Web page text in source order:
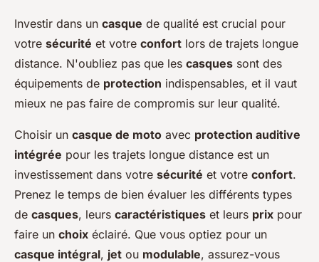
Investir dans un casque de qualité est crucial pour
votre sécurité et votre confort lors de trajets longue
distance. N'oubliez pas que les casques sont des
équipements de protection indispensables, et il vaut
mieux ne pas faire de compromis sur leur qualité.
Choisir un casque de moto avec protection auditive
intégrée pour les trajets longue distance est un
investissement dans votre sécurité et votre confort.
Prenez le temps de bien évaluer les différents types
de casques, leurs caractéristiques et leurs prix pour
faire un choix éclairé. Que vous optiez pour un
casque intégral, jet ou modulable, assurez-vous